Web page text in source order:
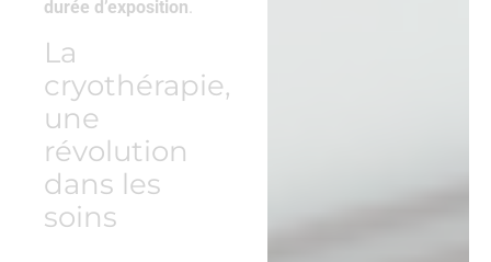
durée d’exposition
La
cryothérapie,
une
révolution
dans les
soins